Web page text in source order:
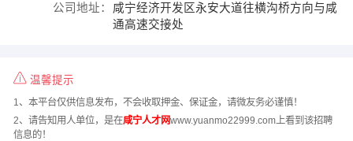
公司地址：
咸宁经济开发区永安大道往横沟桥方向与咸
通高速交接处
温馨提示
1、本平台仅供信息发布，不会收取押金、保证金，请微友务必谨慎！
2、请告知用人单位，是在咸宁人才网www.yuanmo22999.com上看到该招聘
信息的！